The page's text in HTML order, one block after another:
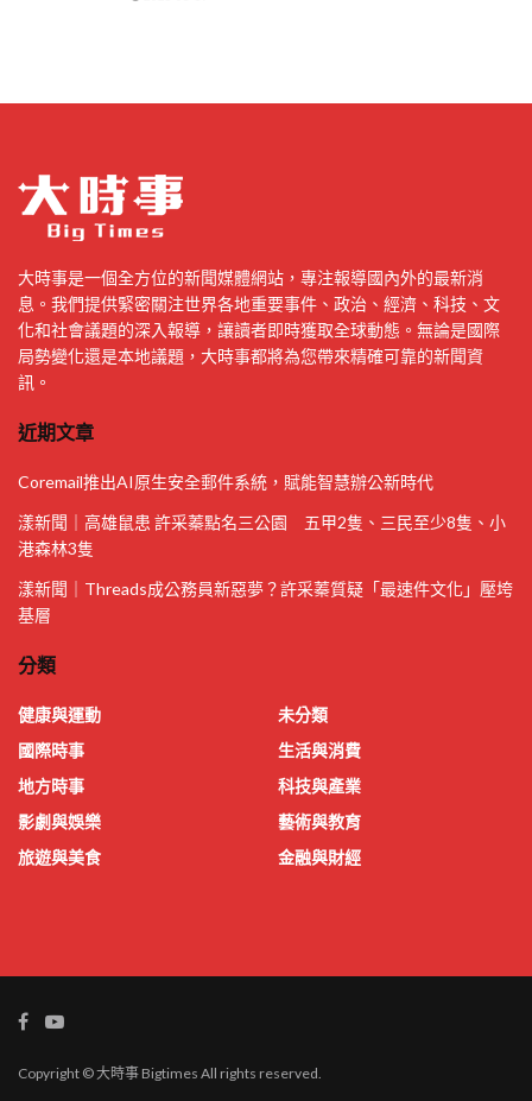
大時事是一個全方位的新聞媒體網站，專注報導國內外的最新消
息。我們提供緊密關注世界各地重要事件、政治、經濟、科技、文
化和社會議題的深入報導，讓讀者即時獲取全球動態。無論是國際
局勢變化還是本地議題，大時事都將為您帶來精確可靠的新聞資
訊。
近期文章
Coremail推出AI原生安全郵件系統，賦能智慧辦公新時代
漾新聞｜高雄鼠患 許采蓁點名三公園 五甲2隻、三民至少8隻、小
港森林3隻
漾新聞｜Threads成公務員新惡夢？許采蓁質疑「最速件文化」壓垮
基層
分類
健康與運動
國際時事
地方時事
影劇與娛樂
旅遊與美食
未分類
生活與消費
科技與產業
藝術與教育
金融與財經
Copyright © 大時事 Bigtimes All rights reserved.